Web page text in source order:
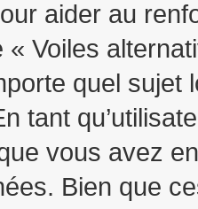
aider au
« Voiles
quel
tant
vous avez
Bien que